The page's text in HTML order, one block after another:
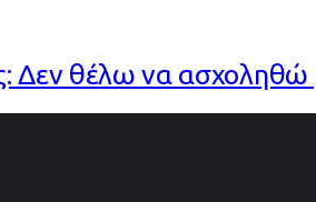
Δεν θέλω να ασχοληθώ